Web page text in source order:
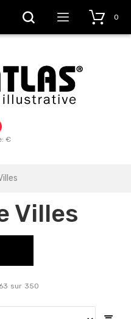
€
0
Villes
63 sur 350